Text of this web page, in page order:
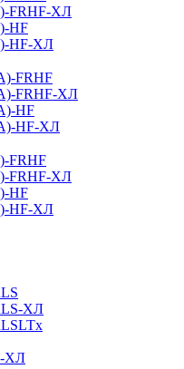
FRHF-ХЛ
HF
HF-ХЛ
FRHF
FRHF-ХЛ
HF
HF-ХЛ
FRHF
FRHF-ХЛ
HF
HF-ХЛ
ХЛ
ХЛ